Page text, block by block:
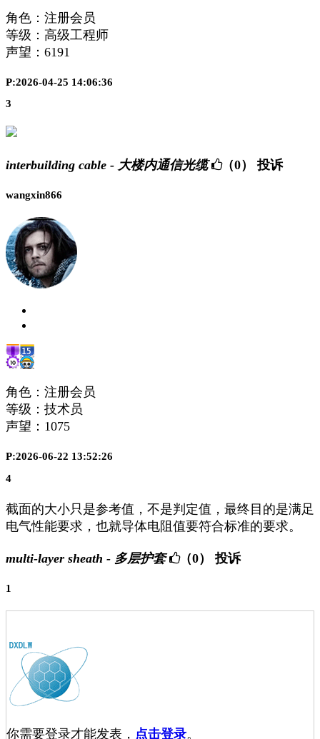
角色：注册会员
等级：高级工程师
声望： 6191
P:2026-04-25 14:06:36
3
interbuilding cable - 大楼内通信光缆 （0） 投诉
wangxin866
角色：注册会员
等级：技术员
声望： 1075
P:2026-06-22 13:52:26
4
截面的大小只是参考值，不是判定值，最终目的是满足
电气性能要求，也就导体电阻值要符合标准的要求。
multi-layer sheath - 多层护套 （0） 投诉
1
你需要登录才能发表， 点击登录。